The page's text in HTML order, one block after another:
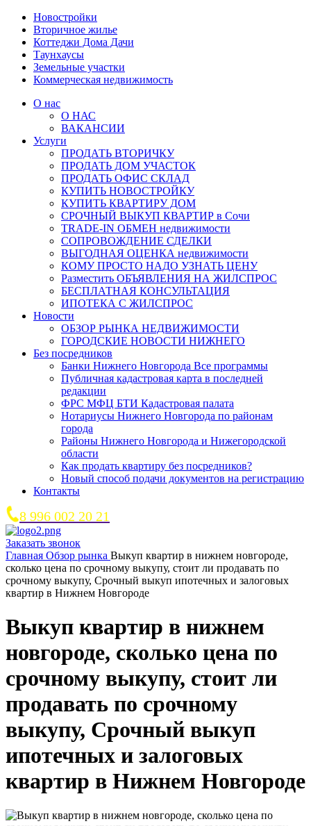
Новостройки
Вторичное жилье
Коттеджи Дома Дачи
Таунхаусы
Земельные участки
Коммерческая недвижимость
О нас
О НАС
ВАКАНСИИ
Услуги
ПРОДАТЬ ВТОРИЧКУ
ПРОДАТЬ ДОМ УЧАСТОК
ПРОДАТЬ ОФИС СКЛАД
КУПИТЬ НОВОСТРОЙКУ
КУПИТЬ КВАРТИРУ ДОМ
СРОЧНЫЙ ВЫКУП КВАРТИР в Сочи
TRADE-IN ОБМЕН недвижимости
СОПРОВОЖДЕНИЕ СДЕЛКИ
ВЫГОДНАЯ ОЦЕНКА недвижимости
КОМУ ПРОСТО НАДО УЗНАТЬ ЦЕНУ
Разместить ОБЪЯВЛЕНИЯ НА ЖИЛСПРОС
БЕСПЛАТНАЯ КОНСУЛЬТАЦИЯ
ИПОТЕКА С ЖИЛСПРОС
Новости
ОБЗОР РЫНКА НЕДВИЖИМОСТИ
ГОРОДСКИЕ НОВОСТИ НИЖНЕГО
Без посредников
Банки Нижнего Новгорода Все программы
Публичная кадастровая карта в последней
редакции
ФРС МФЦ БТИ Кадастровая палата
Нотариусы Нижнего Новгорода по районам
города
Районы Нижнего Новгорода и Нижегородской
области
Как продать квартиру без посредников?
Новый способ подачи документов на регистрацию
Контакты
8 996 002 20 21
Заказать звонок
Главная Обзор рынка Выкуп квартир в нижнем новгороде,
сколько цена по срочному выкупу, стоит ли продавать по
срочному выкупу, Срочный выкуп ипотечных и залоговых
квартир в Нижнем Новгороде
Выкуп квартир в нижнем
новгороде, сколько цена по
срочному выкупу, стоит ли
продавать по срочному
выкупу, Срочный выкуп
ипотечных и залоговых
квартир в Нижнем Новгороде